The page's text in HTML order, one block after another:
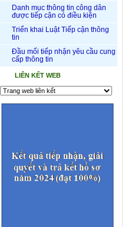
Danh mục thông tin công dân
được tiếp cận có điều kiện
Triển khai Luật Tiếp cận thông
tin
Đầu mối tiếp nhận yêu cầu cung
cấp thông tin
LIÊN KẾT WEB